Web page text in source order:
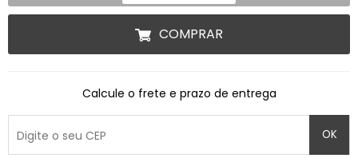
COMPRAR
Calcule o frete e prazo de entrega
OK